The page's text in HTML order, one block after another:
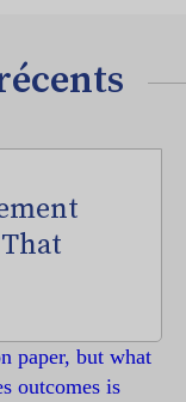
paper, but what
outcomes is